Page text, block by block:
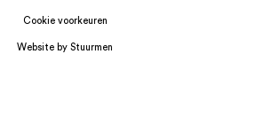
Cookie voorkeuren
Website by Stuurmen